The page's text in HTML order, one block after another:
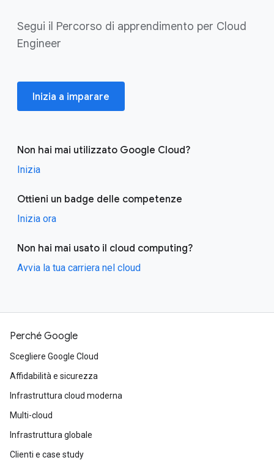
Segui il Percorso di apprendimento per Cloud
Engineer
Inizia a imparare
Non hai mai utilizzato Google Cloud?
Inizia
Ottieni un badge delle competenze
Inizia ora
Non hai mai usato il cloud computing?
Avvia la tua carriera nel cloud
Perché Google
Scegliere Google Cloud
Affidabilità e sicurezza
Infrastruttura cloud moderna
Multi-cloud
Infrastruttura globale
Clienti e case study